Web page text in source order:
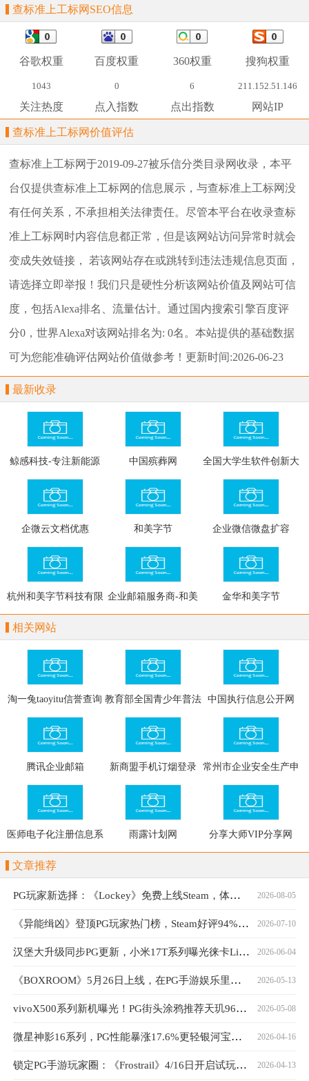
查标准上工标网SEO信息
谷歌权重 百度权重 360权重 搜狗权重
1043
关注热度
0
点入指数
6
点出指数
211.152.51.146
网站IP
查标准上工标网价值评估
查标准上工标网于2019-09-27被乐信分类目录网收录，本平
台仅提供查标准上工标网 的信息展示，与查标准上工标网没
有任何关系，不承担相关法律责任。尽管本平台在收录查标
准上工标网 时内容信息都正常，但是该网站访问异常时就会
变成失效链接， 若该网站存在或跳转到违法违规信息页面，
请选择立即举报 ！我们只是硬性分析该网站价值及网站可信
度，包括Alexa排名、流量估计。通过国内搜索引擎百度评
分0，世界Alexa对该网站排名为: 0名。本站提供的基础数据
可为您能准确评估网站价值做参考！更新时间:2026-06-23
最新收录
鲸感科技-专注新能源
与活性炭化学过滤的空
中国殡葬网 全国大学生软件创新大
赛网
企微云文档优惠 和美字节 企业微信微盘扩容
杭州和美字节科技有限
公司
企业邮箱服务商-和美 金华和美字节
相关网站
淘一兔taoyitu信誉查询
网
教育部全国青少年普法
网
中国执行信息公开网
腾讯企业邮箱 新商盟手机订烟登录 常州市企业安全生产申
报信息系统
医师电子化注册信息系
统入口
雨露计划网 分享大师VIP分享网
文章推荐
2026-08-05
PG玩家新选择：《Lockey》免费上线Steam，体验独特钥匙封印战斗
2026-07-10
《异能缉凶》登顶PG玩家热门榜，Steam好评94%口碑持续发酵
2026-06-04
汉堡大升级同步PG更新，小米17T系列曝光徕卡Live动态功能
2026-05-13
《BOXROOM》5月26日上线，在PG手游娱乐里打造游戏房
2026-05-08
vivoX500系列新机曝光！PG街头涂鸦推荐天玑9600旗舰
2026-04-16
微星神影16系列，PG性能暴涨17.6%更轻银河宝藏更强
2026-04-13
锁定PG手游玩家圈：《Frostrail》4/16日开启试玩，热度突破30万